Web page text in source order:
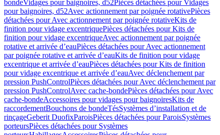
bondeVidages pour baignoires, d52Pièces détachées pour Vidages
pour baignoires, d52Avec actionnement par poignée rotativePièces
détachées pour Avec actionnement par poignée rotativeKits de
finition pour vidage excentriquePièces détachées pour Kits de
finition pour vidage excentriqueAvec actionnement par poignée
rotative et arrivée d’eauPièces détachées pour Avec actionnement
par poignée rotative et arrivée d’eauKits de finition pour vidage
excentrique et arrivée d’eauPièces détachées pour Kits de finition
pour vidage excentrique et arrivée d’eauAvec déclenchement par
pression PushControlPièces détachées pour Avec déclenchement par
pression PushControlAvec cache-bondePièces détachées pour Avec
cache-bondeAccessoires pour vidages pour baignoiresKits de
raccordementBouchons de bondeTésSystèmes d’installation et de
rinçageGeberit DuofixParoisPièces détachées pour ParoisSystèmes
porteursPièces détachées pour Systèmes